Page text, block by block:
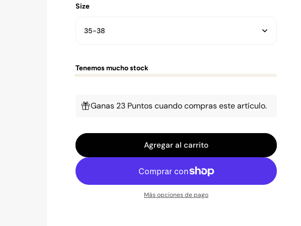
Size
35-38
Tenemos mucho stock
Ganas 23 Puntos cuando compras este artículo.
Agregar al carrito
Más opciones de pago